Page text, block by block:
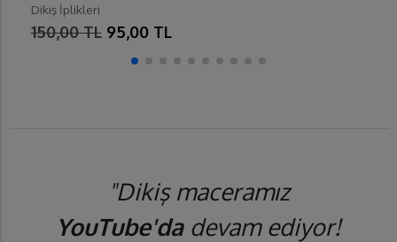
Dikiş İplikleri
150,00 TL 95,00 TL
"Dikiş maceramız
YouTube'dadevam ediyor!